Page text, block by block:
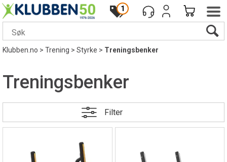
1
Klubben.no>Trening>Styrke>Treningsbenker
Treningsbenker
Filter